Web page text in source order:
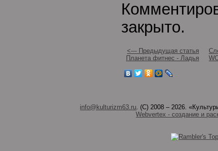
закрыто.
<--- Предыдущая статья
Планета фитнес - Ладья
info@kulturizm63.ru. (C) 2008 – 2026.
Webvertex - создание и